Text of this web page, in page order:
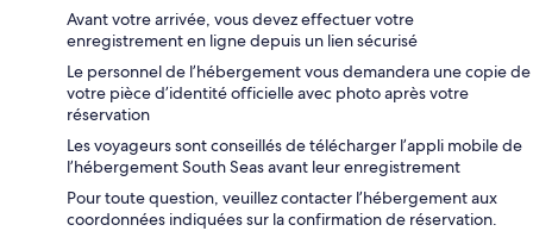
Avant votre arrivée, vous devez effectuer votre
enregistrement en ligne depuis un lien sécurisé
Le personnel de l’hébergement vous demandera une copie de
votre pièce d’identité officielle avec photo après votre
réservation
Les voyageurs sont conseillés de télécharger l’appli mobile de
l’hébergement South Seas avant leur enregistrement
Pour toute question, veuillez contacter l’hébergement aux
coordonnées indiquées sur la confirmation de réservation.